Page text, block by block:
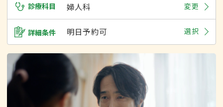
診療科目 婦人科 変更
詳細条件 明日予約可 選択